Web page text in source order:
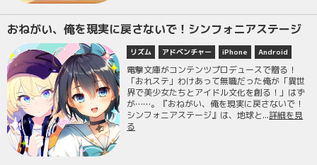
おねがい、俺を現実に戻さないで！シンフォニアステージ
リズム アドベンチャー iPhone Android
電撃文庫がコンテンツプロデュースで贈る！
「おれステ」わけあって無職だった俺が「異世
界で美少女たちとアイドル文化を創る！」はず
が……。『おねがい、俺を現実に戻さないで！
シンフォニアステージ』は、地球と...詳細を見
る